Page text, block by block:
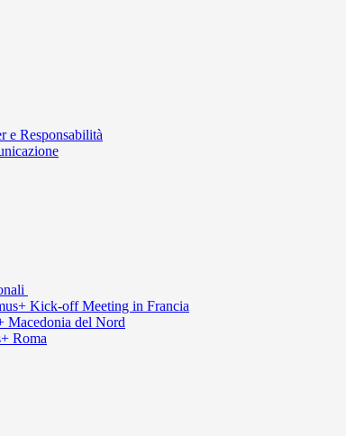
e Responsabilità
Kick-off Meeting in Francia
Macedonia del Nord
Roma